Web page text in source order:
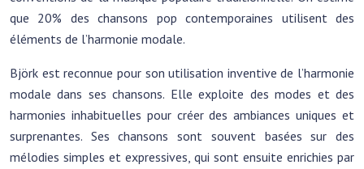
que 20% des chansons pop contemporaines utilisent des
éléments de l’harmonie modale.
Björk est reconnue pour son utilisation inventive de l’harmonie
modale dans ses chansons. Elle exploite des modes et des
harmonies inhabituelles pour créer des ambiances uniques et
surprenantes. Ses chansons sont souvent basées sur des
mélodies simples et expressives, qui sont ensuite enrichies par